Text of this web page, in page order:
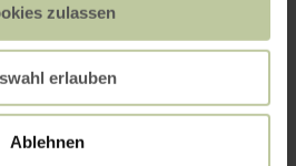
zulassen
erlauben
Ablehnen